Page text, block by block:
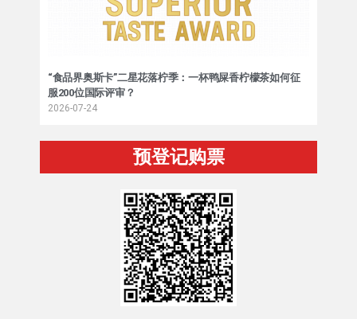
“食品界奥斯卡”二星花落柠季：一杯鸭屎香柠檬茶如何征
服200位国际评审？
2026-07-24
预登记购票